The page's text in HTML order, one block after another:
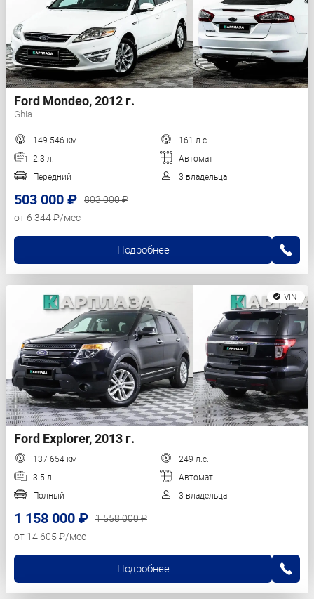
Ford Mondeo, 2012 г.
Ghia
149 546 км
161 л.с.
2.3 л.
Автомат
Передний
3 владельца
503 000 ₽
803 000 ₽
от 6 344 ₽/мес
Подробнее
VIN
Ford Explorer, 2013 г.
137 654 км
249 л.с.
3.5 л.
Автомат
Полный
3 владельца
1 158 000 ₽
1 558 000 ₽
от 14 605 ₽/мес
Подробнее